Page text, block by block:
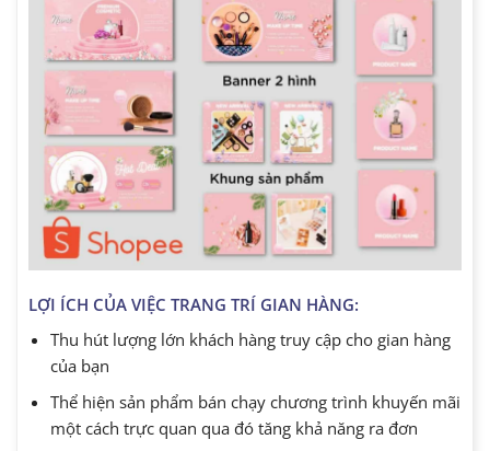
LỢI ÍCH CỦA VIỆC TRANG TRÍ GIAN HÀNG:
Thu hút lượng lớn khách hàng truy cập cho gian hàng
của bạn
Thể hiện sản phẩm bán chạy chương trình khuyến mãi
một cách trực quan qua đó tăng khả năng ra đơn